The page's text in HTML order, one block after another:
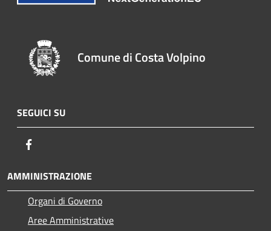
Comune di Costa Volpino
SEGUICI SU
AMMINISTRAZIONE
Organi di Governo
Aree Amministrative